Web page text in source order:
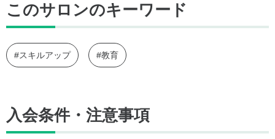
このサロンのキーワード
#スキルアップ #教育
入会条件・注意事項